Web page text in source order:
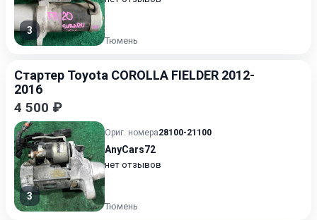
3
Тюмень
Стартер Toyota COROLLA FIELDER 2012-
2016
4 500 ₽
3
Ориг. номера28100-21100
AnyCars72
нет отзывов
Тюмень